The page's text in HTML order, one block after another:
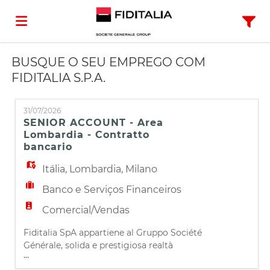
Página
inicial
Ofertas
de
emprego
Regista-
te
Iniciar
sessão
Língua
BUSQUE O SEU EMPREGO COM
FIDITALIA S.P.A.
31/07/2026
SENIOR ACCOUNT - Area
Lombardia - Contratto
bancario
Itália, Lombardia, Milano
Banco e Serviços Financeiros
Comercial/Vendas
Fiditalia SpA appartiene al Gruppo Société
Générale, solida e prestigiosa realtà
bancaria-finanziaria. Fiditalia, una delle più
...